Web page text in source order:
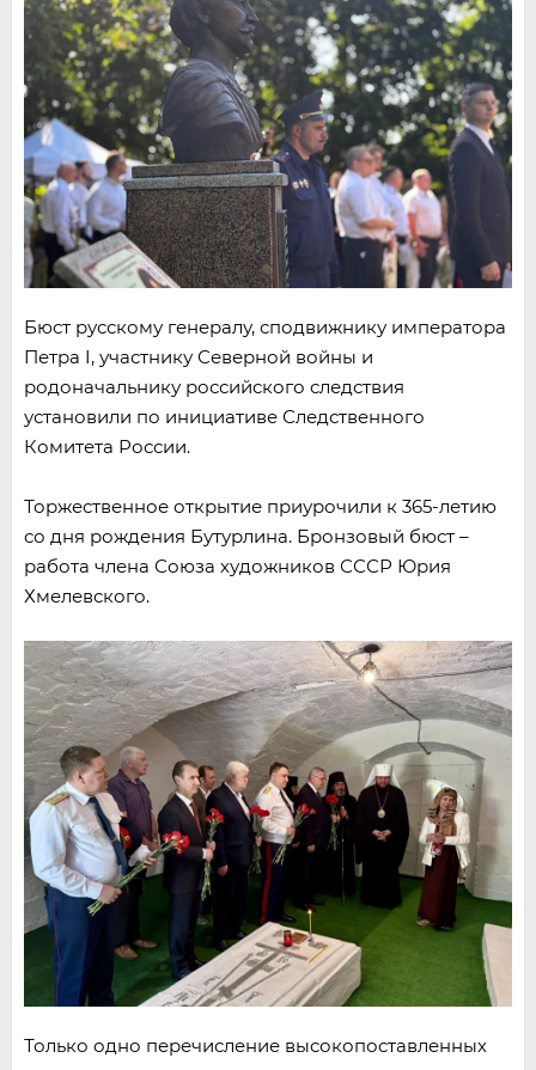
Бюст русскому генералу, сподвижнику императора
Петра I, участнику Северной войны и
родоначальнику российского следствия
установили по инициативе Следственного
Комитета России.
Торжественное открытие приурочили к 365-летию
со дня рождения Бутурлина. Бронзовый бюст –
работа члена Союза художников СССР Юрия
Хмелевского.
Только одно перечисление высокопоставленных